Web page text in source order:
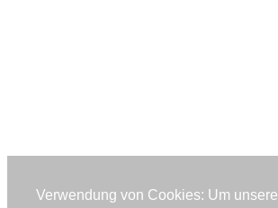
Verwendung von Cookies: Um unsere